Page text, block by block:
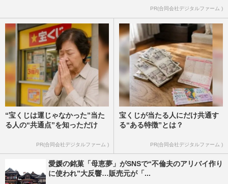
PR(合同会社デジタルファーム )
“宝くじは運じゃなかった”当た
る人の“共通点”を知っただけ
PR(合同会社デジタルファーム )
宝くじが当たる人にだけ共通す
る“ある特徴”とは？
PR(合同会社デジタルファーム )
愛媛の銘菓「母恵夢」がSNSで“不倫夫のアリバイ作り
に使われ”大反響…販売元が「...